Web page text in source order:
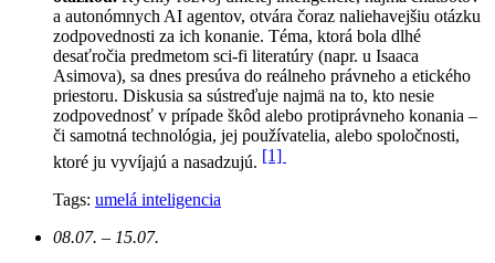
a autonómnych AI agentov, otvára čoraz naliehavejšiu otázku
zodpovednosti za ich konanie. Téma, ktorá bola dlhé
desaťročia predmetom sci-fi literatúry (napr. u Isaaca
Asimova), sa dnes presúva do reálneho právneho a etického
priestoru. Diskusia sa sústreďuje najmä na to, kto nesie
zodpovednosť v prípade škôd alebo protiprávneho konania –
či samotná technológia, jej používatelia, alebo spoločnosti,
ktoré ju vyvíjajú a nasadzujú. [1]
Tags: umelá inteligencia
08.07. – 15.07.